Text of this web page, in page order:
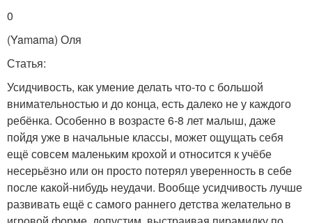
0
(Yamama) Оля
Статья:
Усидчивость, как умение делать что-то с большой
внимательностью и до конца, есть далеко не у каждого
ребёнка. Особенно в возрасте 6-8 лет малыш, даже
пойдя уже в начальные классы, может ощущать себя
ещё совсем маленьким крохой и относится к учёбе
несерьёзно или он просто потерял уверенность в себе
после какой-нибудь неудачи. Вообще усидчивость лучше
развивать ещё с самого раннего детства желательно в